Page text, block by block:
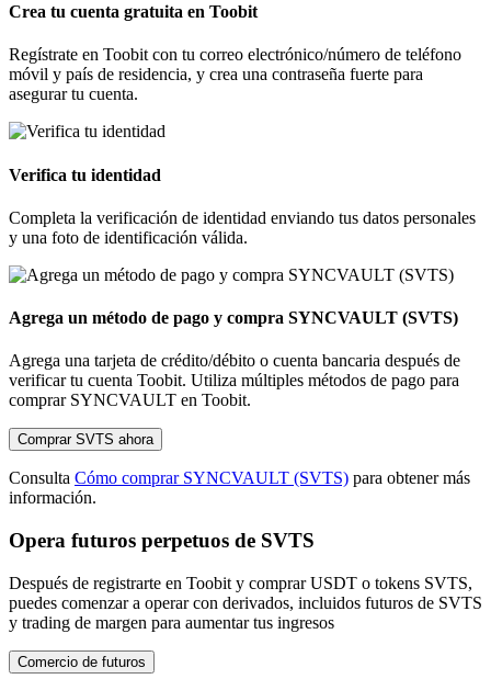
Crea tu cuenta gratuita en Toobit
Regístrate en Toobit con tu correo electrónico/número de teléfono
móvil y país de residencia, y crea una contraseña fuerte para
asegurar tu cuenta.
Verifica tu identidad
Completa la verificación de identidad enviando tus datos personales
y una foto de identificación válida.
Agrega un método de pago y compra SYNCVAULT (SVTS)
Agrega una tarjeta de crédito/débito o cuenta bancaria después de
verificar tu cuenta Toobit. Utiliza múltiples métodos de pago para
comprar SYNCVAULT en Toobit.
Comprar SVTS ahora
Consulta Cómo comprar SYNCVAULT (SVTS) para obtener más
información.
Opera futuros perpetuos de SVTS
Después de registrarte en Toobit y comprar USDT o tokens SVTS,
puedes comenzar a operar con derivados, incluidos futuros de SVTS
y trading de margen para aumentar tus ingresos
Comercio de futuros